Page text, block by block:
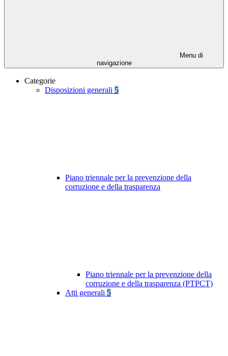
Menu di
navigazione
Categorie
Disposizioni generali 5
Piano triennale per la prevenzione della
corruzione e della trasparenza
Piano triennale per la prevenzione della
corruzione e della trasparenza (PTPCT)
Atti generali 5